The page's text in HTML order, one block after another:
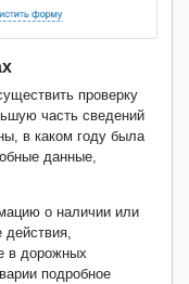
проверку
часть сведений
в каком году была
данные,
о наличии или
действия,
в дорожных
подробное